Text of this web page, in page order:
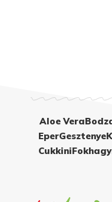
Aloe Vera
EperGesztenye
Cukkini